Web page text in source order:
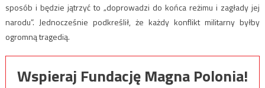
sposób i będzie jątrzyć to „doprowadzi do końca reżimu i zagłady jej
narodu”. Jednocześnie podkreślił, że każdy konflikt militarny byłby
ogromną tragedią.
Wspieraj Fundację Magna Polonia!